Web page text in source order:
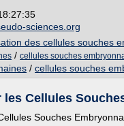
sciences.org
des cellules souches
/ cellules souches
/ cellules souches
les Cellules
Souches